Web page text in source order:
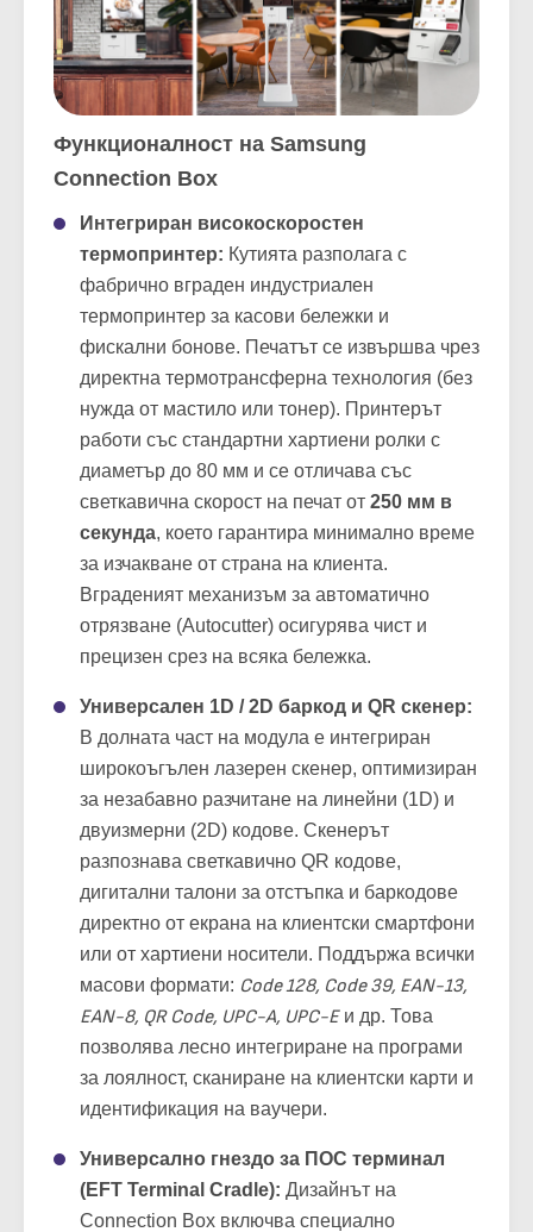
Функционалност на Samsung
Connection Box
Интегриран високоскоростен
термопринтер: Кутията разполага с
фабрично вграден индустриален
термопринтер за касови бележки и
фискални бонове. Печатът се извършва чрез
директна термотрансферна технология (без
нужда от мастило или тонер). Принтерът
работи със стандартни хартиени ролки с
диаметър до 80 мм и се отличава със
светкавична скорост на печат от 250 мм в
секунда, което гарантира минимално време
за изчакване от страна на клиента.
Вграденият механизъм за автоматично
отрязване (Autocutter) осигурява чист и
прецизен срез на всяка бележка.
Универсален 1D / 2D баркод и QR скенер:
В долната част на модула е интегриран
широкоъгълен лазерен скенер, оптимизиран
за незабавно разчитане на линейни (1D) и
двуизмерни (2D) кодове. Скенерът
разпознава светкавично QR кодове,
дигитални талони за отстъпка и баркодове
директно от екрана на клиентски смартфони
или от хартиени носители. Поддържа всички
масови формати: Code 128, Code 39, EAN-13,
EAN-8, QR Code, UPC-A, UPC-Eи др. Това
позволява лесно интегриране на програми
за лоялност, сканиране на клиентски карти и
идентификация на ваучери.
Универсално гнездо за ПОС терминал
(EFT Terminal Cradle): Дизайнът на
Connection Box включва специално